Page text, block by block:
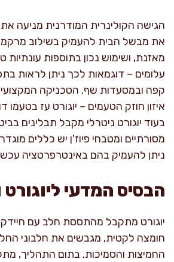
הגישה הקולינרית המודרנית מניעה
את מבשל הבית להעמיק בשילוב
מאזנת, ושימוש נכון בתוספות עונתיות
עלומים – דוגמאות לכך ניתן לראות
קפה ובמסעדות שף. הטכניקה
איזון חוזק הטעמים – יוגורט עז
בעוד יוגורט ניטרלי מקבל תבלינים
מסורתיים ומטבחי פיוז'ן יש כללים
ניתן להעמיק בהם באינטרפרטציה
הבסיס המדעי ליוגורט
יוגורט מתקבל מהתססת חלב עם
חומצה לקטית, מגבשים את חלבוני
החמיצות והסמיכות. בתום התהליך,